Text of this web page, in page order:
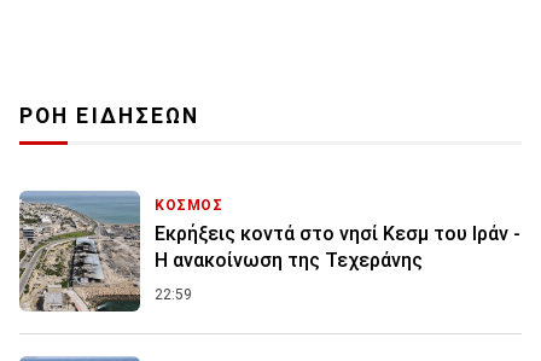
ΡΟΗ ΕΙΔΗΣΕΩΝ
ΚΟΣΜΟΣ
Εκρήξεις κοντά στο νησί Κεσμ του Ιράν -
Η ανακοίνωση της Τεχεράνης
22:59